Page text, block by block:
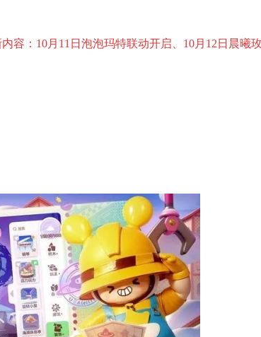
容：10月11日泡泡玛特联动开启、10月12日晨